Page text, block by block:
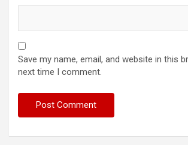
Save my name, email, and website in this
next time I comment.